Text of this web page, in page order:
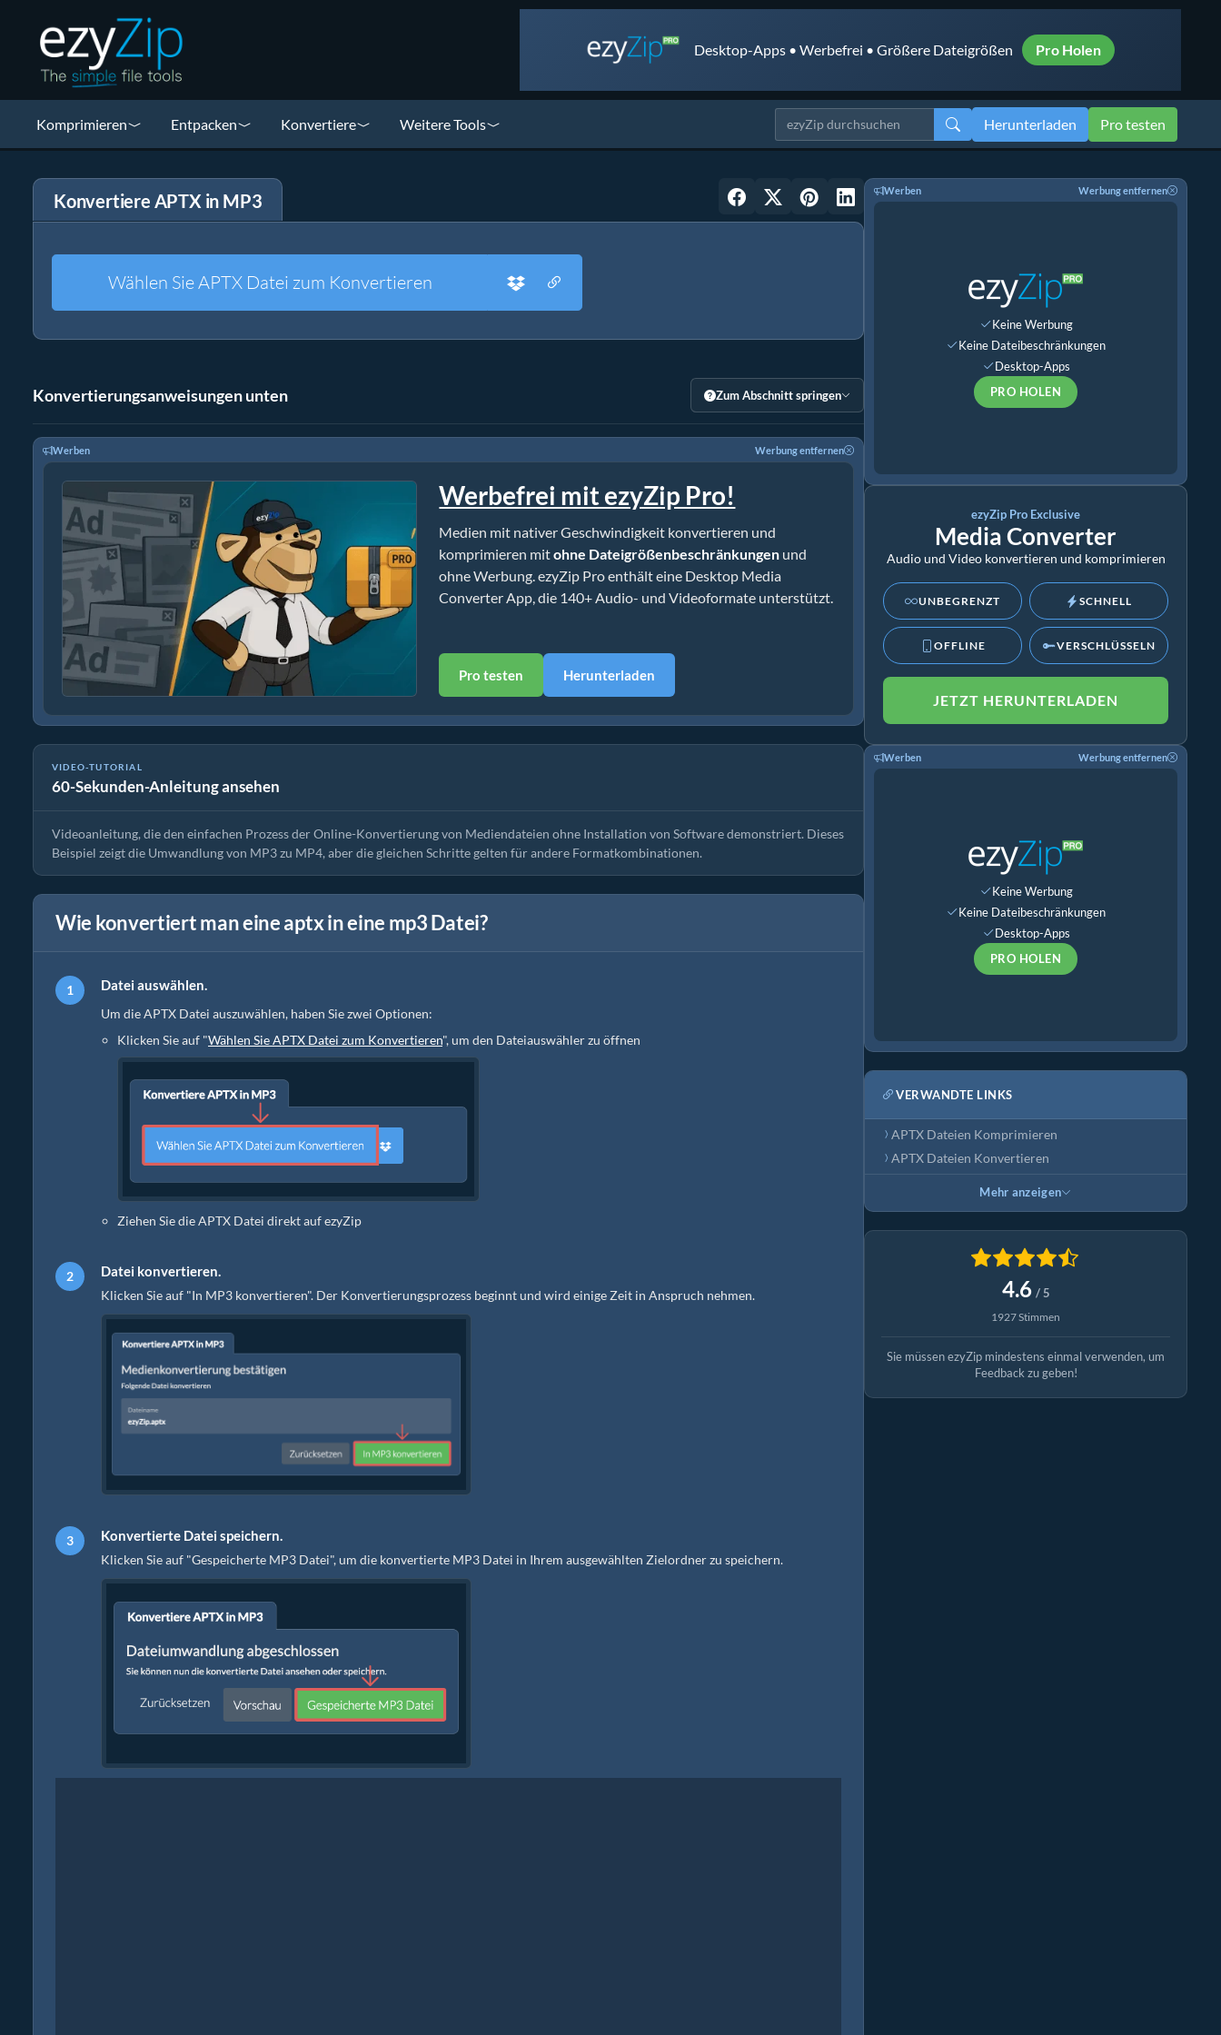
Desktop-Apps • Werbefrei • Größere Dateigrößen Pro Holen
Komprimieren Entpacken Konvertiere Weitere Tools Herunterladen Pro testen
Konvertiere APTX in MP3
Wählen Sie APTX Datei zum Konvertieren
Konvertierungsanweisungen unten Zum Abschnitt springen
Werben Werbung entfernen
Werbefrei mit ezyZip Pro!
Medien mit nativer Geschwindigkeit konvertieren und
komprimieren mitohne Dateigrößenbeschränkungen und
ohne Werbung. ezyZip Pro enthält eine Desktop Media
Converter App, die 140+ Audio- und Videoformate unterstützt.
Pro testen Herunterladen
VIDEO-TUTORIAL
60-Sekunden-Anleitung ansehen
Wie man Mediendateien konvertiert
Videoanleitung, die den einfachen Prozess der Online-Konvertierung von Mediendateien ohne Installation von Software demonstriert. Dieses
Beispiel zeigt die Umwandlung von MP3 zu MP4, aber die gleichen Schritte gelten für andere Formatkombinationen.
Wie konvertiert man eine aptx in eine mp3 Datei?
Datei auswählen.
Um die APTX Datei auszuwählen, haben Sie zwei Optionen:
Klicken Sie auf "Wählen Sie APTX Datei zum Konvertieren", um den Dateiauswähler zu öffnen
Ziehen Sie die APTX Datei direkt auf ezyZip
Datei konvertieren.
Klicken Sie auf "In MP3 konvertieren". Der Konvertierungsprozess beginnt und wird einige Zeit in Anspruch nehmen.
Konvertierte Datei speichern.
Klicken Sie auf "Gespeicherte MP3 Datei", um die konvertierte MP3 Datei in Ihrem ausgewählten Zielordner zu speichern.
Werben Werbung entfernen
Keine Werbung
Keine Dateibeschränkungen
Desktop-Apps
PRO HOLEN
ezyZip Pro Exclusive
Media Converter
Audio und Video konvertieren und komprimieren
UNBEGRENZT SCHNELL
OFFLINE VERSCHLÜSSELN
JETZT HERUNTERLADEN
Werben Werbung entfernen
Keine Werbung
Keine Dateibeschränkungen
Desktop-Apps
PRO HOLEN
VERWANDTE LINKS
APTX Dateien Komprimieren
APTX Dateien Konvertieren
Mehr anzeigen
4.6 / 5
1927 Stimmen
Sie müssen ezyZip mindestens einmal verwenden, um
Feedback zu geben!